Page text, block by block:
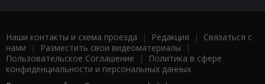
Наши контакты и схема проезда | Редакция | Связаться с
нами | Разместить свои видеоматериалы |
Пользовательское Соглашение |
Политика в сфере
конфиденциальности и персональных данных